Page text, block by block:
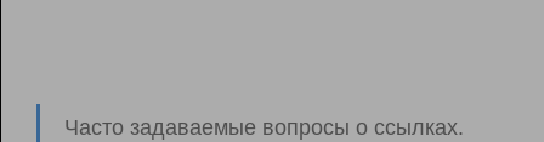
Часто задаваемые вопросы о ссылках.